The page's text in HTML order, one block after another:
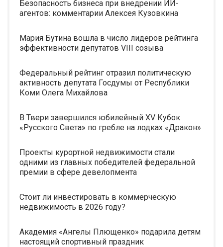
Безопасность бизнеса при внедрении ИИ-
агентов: комментарии Алексея Кузовкина
Мария Бутина вошла в число лидеров рейтинга
эффективности депутатов VIII созыва
Федеральный рейтинг отразил политическую
активность депутата Госдумы от Республики
Коми Олега Михайлова
В Твери завершился юбилейный XV Кубок
«Русского Света» по гребле на лодках «Дракон»
Проекты курортной недвижимости стали
одними из главных победителей федеральной
премии в сфере девелопмента
Стоит ли инвестировать в коммерческую
недвижимость в 2026 году?
Академия «Ангелы Плющенко» подарила детям
настоящий спортивный праздник